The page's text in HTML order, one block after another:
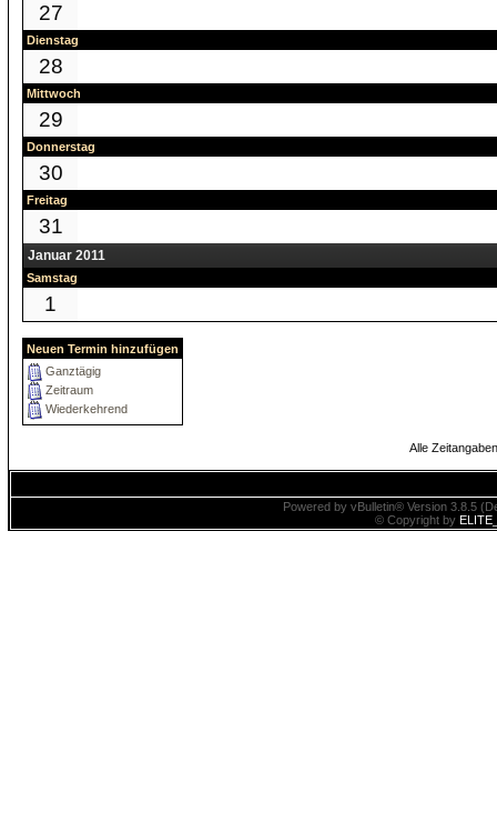
27
Dienstag
28
Mittwoch
29
Donnerstag
30
Freitag
31
Januar 2011
Samstag
1
Neuen Termin hinzufügen
Ganztägig
Zeitraum
Wiederkehrend
Alle
Powered by vBulletin® Version 3.8.5
© Copyright by